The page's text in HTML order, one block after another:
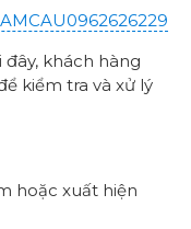
khách hàng
kiểm tra và xử lý
hoặc xuất hiện